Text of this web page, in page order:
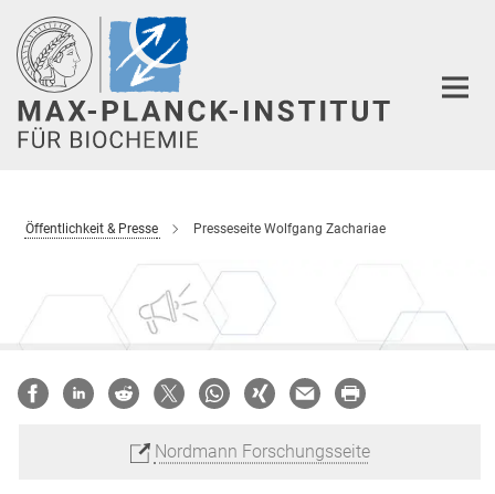
Hauptinhalt
Öffentlichkeit & Presse Presseseite Wolfgang Zachariae
Nordmann Forschungsseite